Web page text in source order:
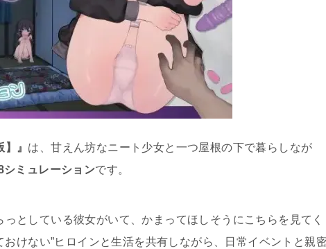
』 は、甘えん坊なニート少女と一つ屋根の下で暮らしなが
シミュレーションです。
としている彼女がいて、かまってほしそうにこちらを見てく
けない”ヒロインと生活を共有しながら、日常イベントと親